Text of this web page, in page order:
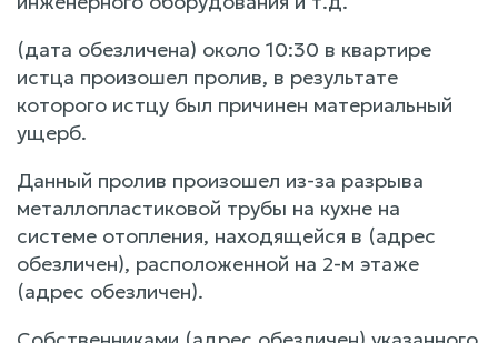
(дата обезличена) около 10:30 в квартире
истца произошел пролив, в результате
которого истцу был причинен материальный
ущерб.
Данный пролив произошел из-за разрыва
металлопластиковой трубы на кухне на
системе отопления, находящейся в (адрес
обезличен), расположенной на 2-м этаже
(адрес обезличен).